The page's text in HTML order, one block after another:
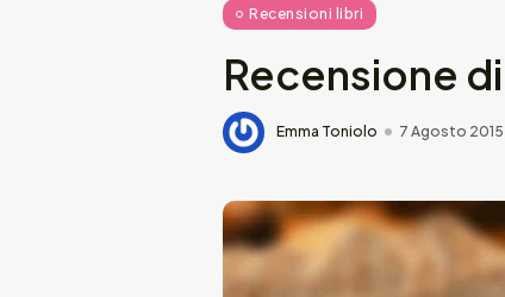
Recensioni libri
Recensione
Emma Toniolo 7 Agosto 2015